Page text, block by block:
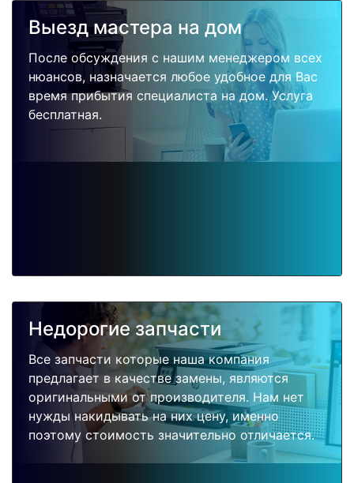
Выезд мастера на дом
После обсуждения с нашим менеджером всех
нюансов, назначается любое удобное для Вас
время прибытия специалиста на дом. Услуга
бесплатная.
Недорогие запчасти
Все запчасти которые наша компания
предлагает в качестве замены, являются
оригинальными от производителя. Нам нет
нужды накидывать на них цену, именно
поэтому стоимость значительно отличается.